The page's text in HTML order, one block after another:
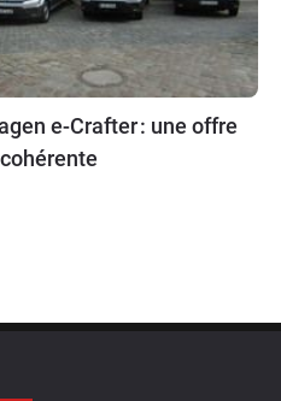
e-Crafter : une offre